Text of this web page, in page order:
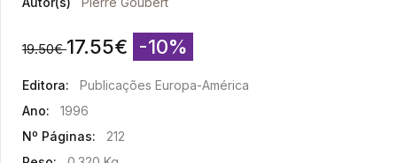
19.50€ 17.55€ -10%
Editora:
Publicações Europa-América
Ano:
1996
Nº Páginas:
212